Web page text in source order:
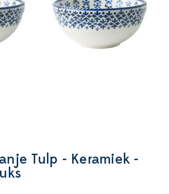
Tulp - Keramiek -